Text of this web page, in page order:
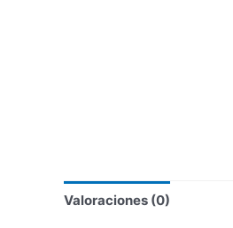
Valoraciones (0)